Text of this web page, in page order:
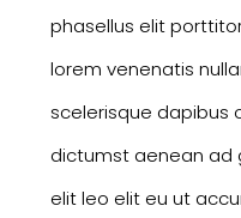
phasellus elit
lorem venenatis
scelerisque dapibus
dictumst aenean ad
elit leo elit eu ut